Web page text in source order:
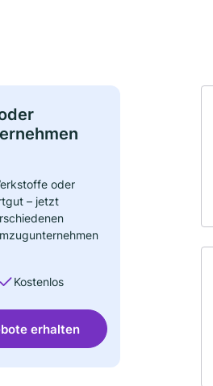
oder
– jetzt
Kostenlos
erhalten